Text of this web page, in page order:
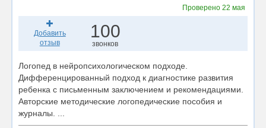
Проверено22 мая
Добавить
отзыв
100
звонков
Логопед в нейропсихологическом подходе.
Дифференцированный подход к диагностике развития
ребенка с письменным заключением и рекомендациями.
Авторские методические логопедические пособия и
журналы. ...